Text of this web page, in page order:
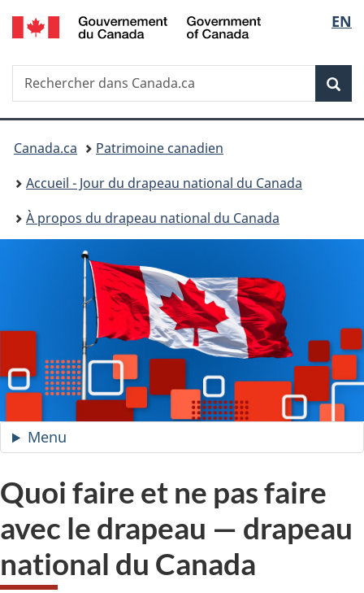
Passer
au
principal
Passer
à
version
simplifiée
de
la
EN
Recherche
Rechercher
dans
Vous
êtes
ici :
Canada.ca
Patrimoine canadien
Accueil - Jour du drapeau national du Canada
À propos du drapeau national du Canada
Menu
du
site
—
Jour
du
national
Quoi faire et ne pas faire
avec le drapeau — drapeau
national du Canada